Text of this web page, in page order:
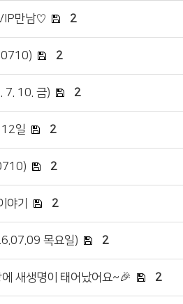
만남♡ 2
2
7. 10. 금) 2
12일 2
2
야기 2
목요일) 2
새생명이 태어났어요~🎉 2